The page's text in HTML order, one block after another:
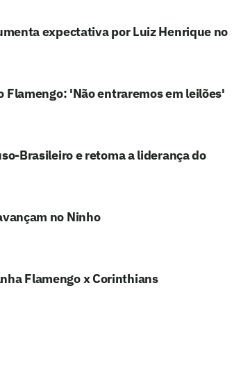
expectativa por Luiz Henrique no
Flamengo: 'Não entraremos em leilões'
Brasileiro e retoma a liderança do
no Ninho
Flamengo x Corinthians